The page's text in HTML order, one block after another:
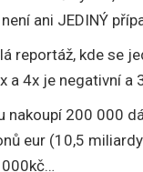
ani JEDINÝ
reportáž, kde se
a 4x je negativní a
nakoupí 200 000
eur (10,5
000kč…